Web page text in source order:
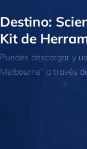
Destino:
Kit de
Puedes descargar y
Melbourne” a través